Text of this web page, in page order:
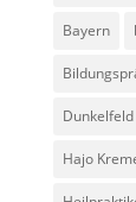
Bayern
Hajo